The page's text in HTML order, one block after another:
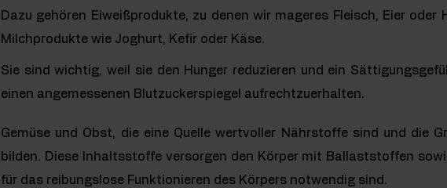
Dazu gehören Eiweißprodukte, zu denen wir mageres Fleisch, Eier
Milchprodukte wie Joghurt, Kefir oder Käse.
Sie sind wichtig, weil sie den Hunger reduzieren und ein
einen angemessenen Blutzuckerspiegel aufrechtzuerhalten.
Gemüse und Obst, die eine Quelle wertvoller Nährstoffe sind und die
bilden. Diese Inhaltsstoffe versorgen den Körper mit Ballaststoffen
für das reibungslose Funktionieren des Körpers notwendig sind.